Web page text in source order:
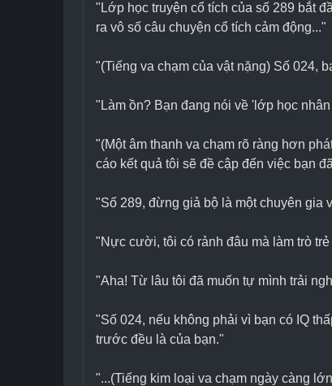
"Lớp học truyện cổ tích của số 289 bắt
ra vô số câu chuyện cổ tích cảm động..."
"(Tiếng va chạm của vật nặng) Số 024,
"Làm ồn? Bạn đang nói về 'lớp học
"(Một âm thanh va chạm rõ ràng hơn
cáo kết quả tôi sẽ đề cập đến việc bạn
"Số 289, đừng giả bộ là một chuyên gia
"Nực cười, tôi có rảnh đâu mà làm trò
"Aha! Từ lâu tôi đã muốn tự mình trải
"Số 024, nếu không phải vì bạn có IQ
trước đều là của bạn."
"...(Tiếng kim loại va chạm ngày càng